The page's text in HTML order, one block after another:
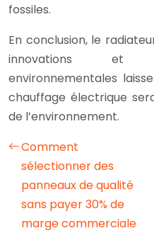
fossiles.
En conclusion, le
innovations et
environnementales
chauffage électrique
de l’environnement.
Comment
sélectionner des
panneaux de qualité
sans payer 30% de
marge commerciale